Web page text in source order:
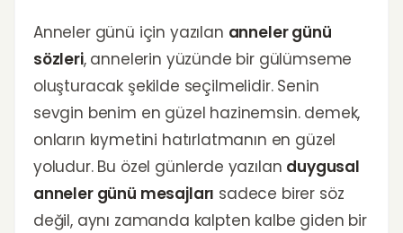
Anneler günü için yazılan anneler günü
sözleri, annelerin yüzünde bir gülümseme
oluşturacak şekilde seçilmelidir. Senin
sevgin benim en güzel hazinemsin. demek,
onların kıymetini hatırlatmanın en güzel
yoludur. Bu özel günlerde yazılan duygusal
anneler günü mesajları sadece birer söz
değil, aynı zamanda kalpten kalbe giden bir